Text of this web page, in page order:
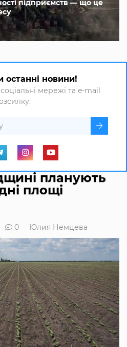
підприємств — що це
останні новини!
мережі та e-mail
планують
площі
0 Юлия Немцева